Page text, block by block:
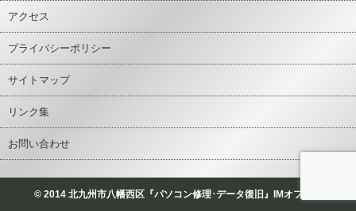
アクセス
プライバシーポリシー
サイトマップ
リンク集
お問い合わせ
© 2014 北九州市八幡西区『パソコン修理･データ復旧』IMオフィス